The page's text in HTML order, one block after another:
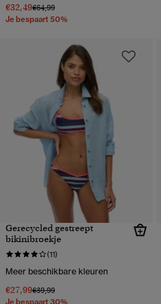
€32,49Prijs verlaagd van
€64,99naar
Je bespaart 50%
Gerecycled gestreept
bikinibroekje
(11)
Meer beschikbare kleuren
€27,99Prijs verlaagd van
€39,99naar
Je bespaart 30%